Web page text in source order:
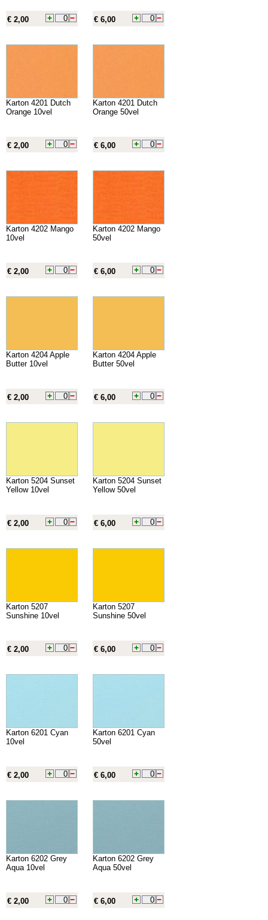
€ 2,00 € 6,00
Karton 4201 Dutch
Orange 10vel
€ 2,00
Karton 4201 Dutch
Orange 50vel
€ 6,00
Karton 4202 Mango
10vel
€ 2,00
Karton 4202 Mango
50vel
€ 6,00
Karton 4204 Apple
Butter 10vel
€ 2,00
Karton 4204 Apple
Butter 50vel
€ 6,00
Karton 5204 Sunset
Yellow 10vel
€ 2,00
Karton 5204 Sunset
Yellow 50vel
€ 6,00
Karton 5207
Sunshine 10vel
€ 2,00
Karton 5207
Sunshine 50vel
€ 6,00
Karton 6201 Cyan
10vel
€ 2,00
Karton 6201 Cyan
50vel
€ 6,00
Karton 6202 Grey
Aqua 10vel
€ 2,00
Karton 6202 Grey
Aqua 50vel
€ 6,00